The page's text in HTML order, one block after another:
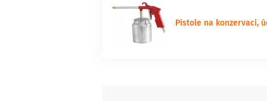
Pistole na konzervaci,